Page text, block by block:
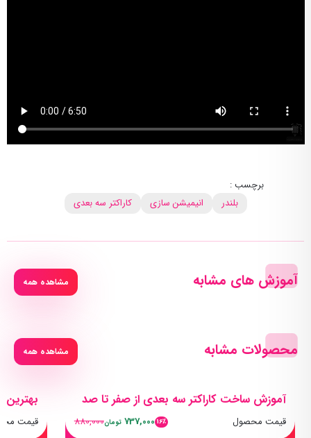
برچسب :
بلندر
انیمیشن سازی کاراکتر سه بعدی
آموزش های مشابه مشاهده همه
محصولات مشابه مشاهده همه
آموزش ساخت کاراکتر سه بعدی از صفر تا صد
قیمت محصول 16٪ 737,000 تومان880,000 قیمت